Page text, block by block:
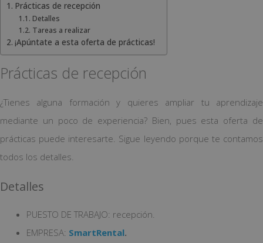
Prácticas de recepción
Detalles
Tareas a realizar
¡Apúntate a esta oferta de prácticas!
Prácticas de recepción
¿Tienes alguna formación y quieres ampliar tu aprendizaje
mediante un poco de experiencia? Bien, pues esta oferta de
prácticas puede interesarte. Sigue leyendo porque te contamos
todos los detalles.
Detalles
PUESTO DE TRABAJO: recepción.
EMPRESA: SmartRental.